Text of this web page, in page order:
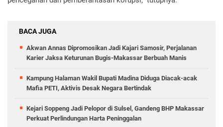
BACA JUGA
Akwan Annas Dipromosikan Jadi Kajari Samosir, Perjalanan
Karier Jaksa Keturunan Bugis-Makassar Berbuah Manis
Kampung Halaman Wakil Bupati Madina Diduga Diacak-acak
Mafia PETI, Aktivis Desak Negara Bertindak
Kejari Soppeng Jadi Pelopor di Sulsel, Gandeng BHP Makassar
Perkuat Perlindungan Harta Peninggalan